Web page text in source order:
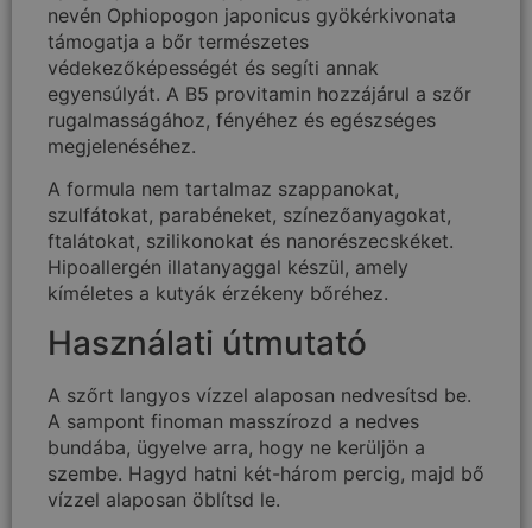
nevén Ophiopogon japonicus gyökérkivonata
támogatja a bőr természetes
védekezőképességét és segíti annak
egyensúlyát. A B5 provitamin hozzájárul a szőr
rugalmasságához, fényéhez és egészséges
megjelenéséhez.
A formula nem tartalmaz szappanokat,
szulfátokat, parabéneket, színezőanyagokat,
ftalátokat, szilikonokat és nanorészecskéket.
Hipoallergén illatanyaggal készül, amely
kíméletes a kutyák érzékeny bőréhez.
Használati útmutató
A szőrt langyos vízzel alaposan nedvesítsd be.
A sampont finoman masszírozd a nedves
bundába, ügyelve arra, hogy ne kerüljön a
szembe. Hagyd hatni két-három percig, majd bő
vízzel alaposan öblítsd le.